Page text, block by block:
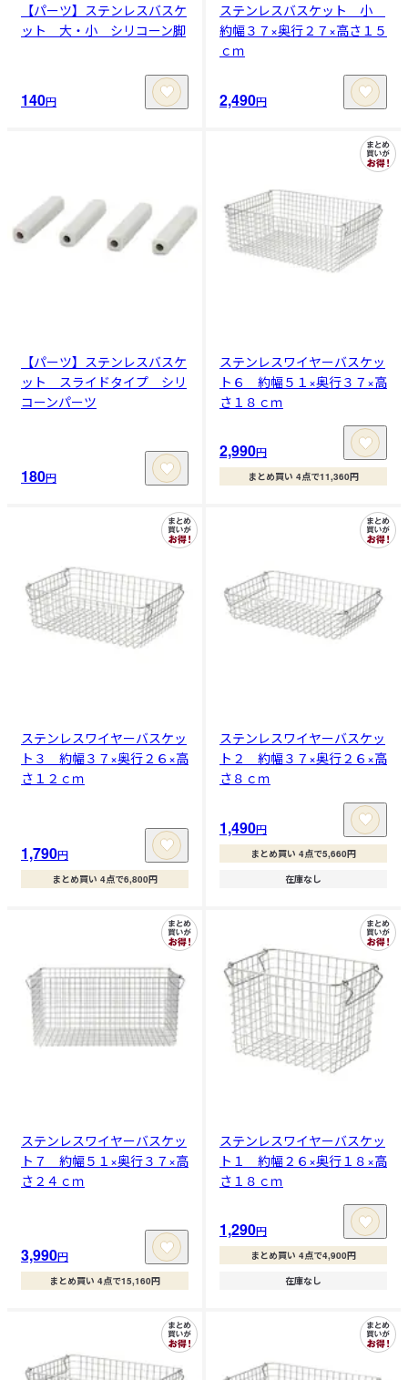
【パーツ】ステンレスバスケ
ット 大・小 シリコーン脚
140円
ステンレスバスケット 小
約幅３７×奥行２７×高さ１５
ｃｍ
2,490円
【パーツ】ステンレスバスケ
ット スライドタイプ シリ
コーンパーツ
180円
ステンレスワイヤーバスケッ
ト６ 約幅５１×奥行３７×高
さ１８ｃｍ
2,990円
まとめ買い 4点で11,360円
ステンレスワイヤーバスケッ
ト３ 約幅３７×奥行２６×高
さ１２ｃｍ
1,790円
まとめ買い 4点で6,800円
ステンレスワイヤーバスケッ
ト２ 約幅３７×奥行２６×高
さ８ｃｍ
1,490円
まとめ買い 4点で5,660円
在庫なし
ステンレスワイヤーバスケッ
ト７ 約幅５１×奥行３７×高
さ２４ｃｍ
3,990円
まとめ買い 4点で15,160円
ステンレスワイヤーバスケッ
ト１ 約幅２６×奥行１８×高
さ１８ｃｍ
1,290円
まとめ買い 4点で4,900円
在庫なし